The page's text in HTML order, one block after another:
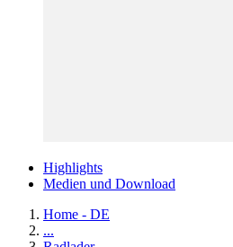
Highlights
Medien und Download
Home - DE
...